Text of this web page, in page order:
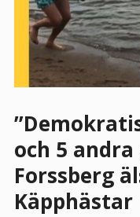
och 5
Forssberg
Käpphästar